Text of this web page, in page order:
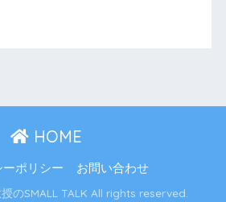
HOME
ポリシー お問い合わせ
のSMALL TALK All rights reserved.